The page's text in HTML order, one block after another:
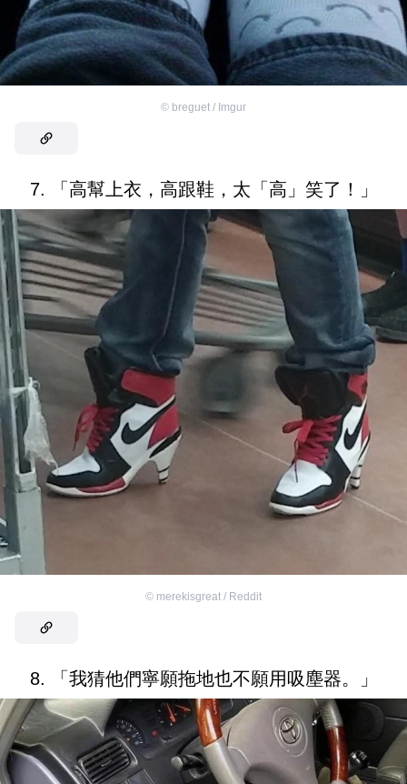
© breguet / Imgur
7. 「高幫上衣，高跟鞋，太「高」笑了！」
© merekisgreat / Reddit
8. 「我猜他們寧願拖地也不願用吸塵器。」